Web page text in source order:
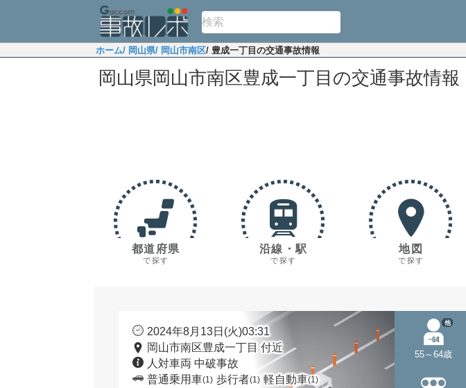
ホーム/ 岡山県/ 岡山市南区/ 豊成一丁目の交通事故情報
岡山県岡山市南区豊成一丁目の交通事故情報
都道府県
で探す
沿線・駅
で探す
地図
で探す
2024年8月13日(火)03:31
岡山市南区豊成一丁目 付近
人対車両 中破事故
普通乗用車(1) 歩行者(1) 軽自動車(1)
55～64歳
他